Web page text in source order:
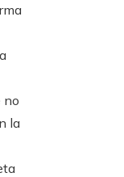
no
la